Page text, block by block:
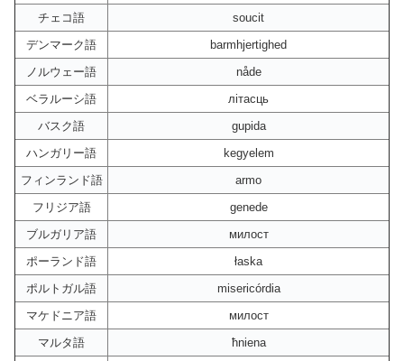
チェコ語
soucit
デンマーク語
barmhjertighed
ノルウェー語
nåde
ベラルーシ語
літасць
バスク語
gupida
ハンガリー語
kegyelem
フィンランド語
armo
フリジア語
genede
ブルガリア語
милост
ポーランド語
łaska
ポルトガル語
misericórdia
マケドニア語
милост
マルタ語
ħniena